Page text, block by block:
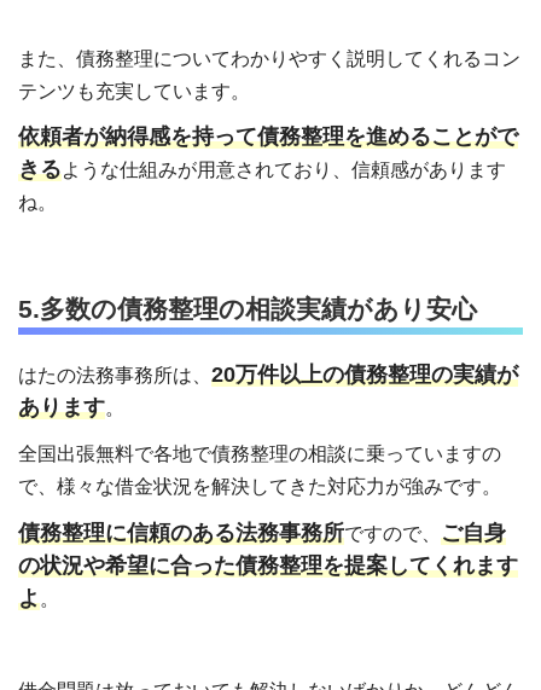
また、債務整理についてわかりやすく説明してくれるコン
テンツも充実しています。
依頼者が納得感を持って債務整理を進めることがで
きるような仕組みが用意されており、信頼感があります
ね。
5.多数の債務整理の相談実績があり安心
はたの法務事務所は、 20万件以上の債務整理の実績が
あります。
全国出張無料で各地で債務整理の相談に乗っていますの
で、様々な借金状況を解決してきた対応力が強みです。
債務整理に信頼のある法務事務所ですので、 ご自身
の状況や希望に合った債務整理を提案してくれます
よ。